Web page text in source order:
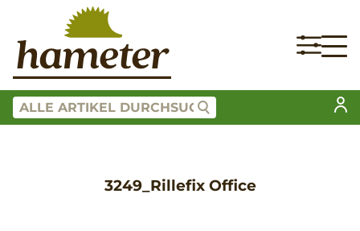
3249_Rillefix Office